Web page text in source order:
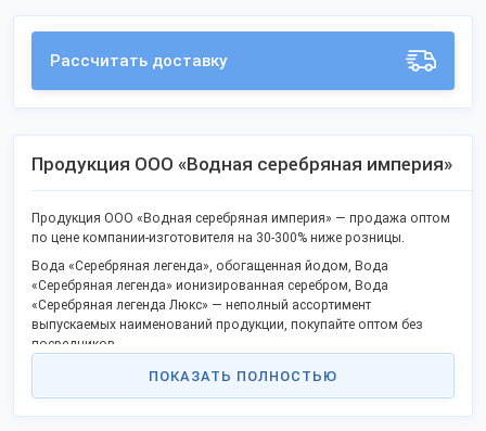
Рассчитать доставку
Продукция ООО «Водная серебряная империя»
Продукция ООО «Водная серебряная империя» — продажа оптом
по цене компании-изготовителя на 30-300% ниже розницы.
Вода «Серебряная легенда», обогащенная йодом, Вода
«Серебряная легенда» ионизированная серебром, Вода
«Серебряная легенда Люкс» — неполный ассортимент
выпускаемых наименований продукции, покупайте оптом без
посредников.
В списке популярные товары и новинки.
Качество соответствует госстандартам или ТУ, не проигрывает
импортным аналогам.
ПОКАЗАТЬ ПОЛНОСТЬЮ